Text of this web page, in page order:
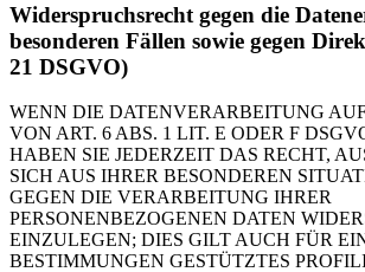
Widerspruchsrecht gegen die
besonderen Fällen sowie gegen
21 DSGVO)
WENN DIE DATENVERARBEITUNG
VON ART. 6 ABS. 1 LIT. E ODER F
HABEN SIE JEDERZEIT DAS RECHT,
SICH AUS IHRER BESONDEREN
GEGEN DIE VERARBEITUNG IHRER
PERSONENBEZOGENEN DATEN
EINZULEGEN; DIES GILT AUCH FÜR
BESTIMMUNGEN GESTÜTZTES